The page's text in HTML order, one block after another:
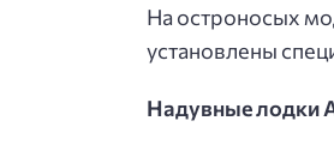
На остроносых
установлены
Надувные лодки